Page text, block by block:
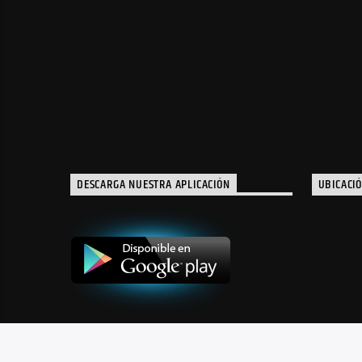
DESCARGA NUESTRA APLICACIÓN